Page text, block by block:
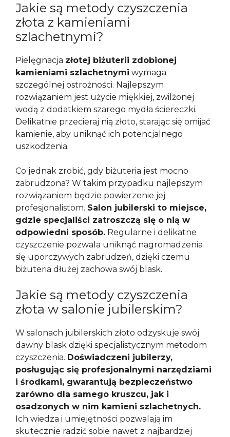
Jakie są metody czyszczenia
złota z kamieniami
szlachetnymi?
Pielęgnacja złotej biżuterii zdobionej
kamieniami szlachetnymi wymaga
szczególnej ostrożności. Najlepszym
rozwiązaniem jest użycie miękkiej, zwilżonej
wodą z dodatkiem szarego mydła ściereczki.
Delikatnie przecieraj nią złoto, starając się omijać
kamienie, aby uniknąć ich potencjalnego
uszkodzenia.
Co jednak zrobić, gdy biżuteria jest mocno
zabrudzona? W takim przypadku najlepszym
rozwiązaniem będzie powierzenie jej
profesjonalistom. Salon jubilerski to miejsce,
gdzie specjaliści zatroszczą się o nią w
odpowiedni sposób. Regularne i delikatne
czyszczenie pozwala uniknąć nagromadzenia
się uporczywych zabrudzeń, dzięki czemu
biżuteria dłużej zachowa swój blask.
Jakie są metody czyszczenia
złota w salonie jubilerskim?
W salonach jubilerskich złoto odzyskuje swój
dawny blask dzięki specjalistycznym metodom
czyszczenia. Doświadczeni jubilerzy,
posługując się profesjonalnymi narzędziami
i środkami, gwarantują bezpieczeństwo
zarówno dla samego kruszcu, jak i
osadzonych w nim kamieni szlachetnych.
Ich wiedza i umiejętności pozwalają im
skutecznie radzić sobie nawet z najbardziej